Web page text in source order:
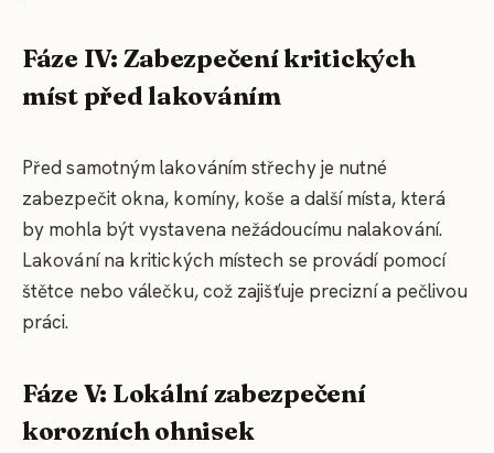
Fáze IV: Zabezpečení kritických
míst před lakováním
Před samotným lakováním střechy je nutné
zabezpečit okna, komíny, koše a další místa, která
by mohla být vystavena nežádoucímu nalakování.
Lakování na kritických místech se provádí pomocí
štětce nebo válečku, což zajišťuje precizní a pečlivou
práci.
Fáze V: Lokální zabezpečení
korozních ohnisek